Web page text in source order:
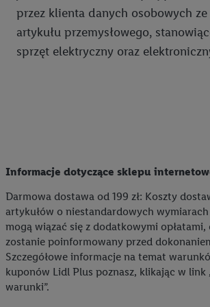
przez klienta danych osobowych
artykułu przemysłowego,
sprzęt elektryczny oraz
Informacje dotyczące sklepu
Darmowa dostawa od 199 zł: Koszty
artykułów o niestandardowych
mogą wiązać się z dodatkowymi
zostanie poinformowany przed
Szczegółowe informacje na temat
kuponów Lidl Plus poznasz, klikając w link
warunki”.
generowaniu profili, które są również
innych usług. Obejmuje to łączenie danych
korzystania z usług Lidl, zachowań
pomiaru wydajności/skuteczności reklamy,
docelowych, opracowywania ofert oraz
bezpieczeństwa technicznego i
konkretnych treści.
Jeśli użytkownik wyrazi zgodę w tym
utworzy konto Lidl Plus lub zaloguje się na
Lidl Plus, możemy również użyć podanego